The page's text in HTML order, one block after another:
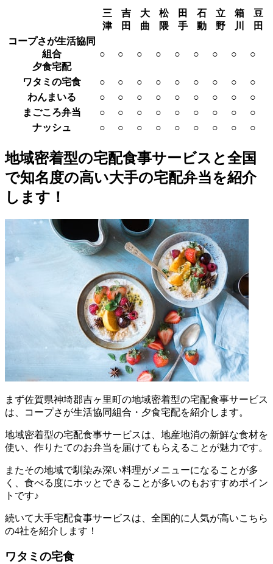
三
津
吉
田
大
曲
松
隈
田
手
石
動
立
野
箱
川
豆
田
コープさが生活協同
組合
夕食宅配
○ ○ ○ ○ ○ ○ ○ ○ ○
ワタミの宅食 ○ ○ ○ ○ ○ ○ ○ ○
○
わんまいる
○ ○ ○ ○ ○ ○ ○ ○
○
まごころ弁当
○ ○ ○ ○ ○ ○ ○ ○
○
ナッシュ
○ ○ ○ ○ ○ ○ ○ ○ ○
地域密着型の宅配食事サービスと全国
で知名度の高い大手の宅配弁当を紹介
します！
まず佐賀県神埼郡吉ヶ里町の地域密着型の宅配食事サービス
は、コープさが生活協同組合・夕食宅配を紹介します。
地域密着型の宅配食事サービスは、地産地消の新鮮な食材を
使い、作りたてのお弁当を届けてもらえることが魅力です。
またその地域で馴染み深い料理がメニューになることが多
く、食べる度にホッとできることが多いのもおすすめポイン
トです♪
続いて大手宅配食事サービスは、全国的に人気が高いこちら
の4社を紹介します！
ワタミの宅食